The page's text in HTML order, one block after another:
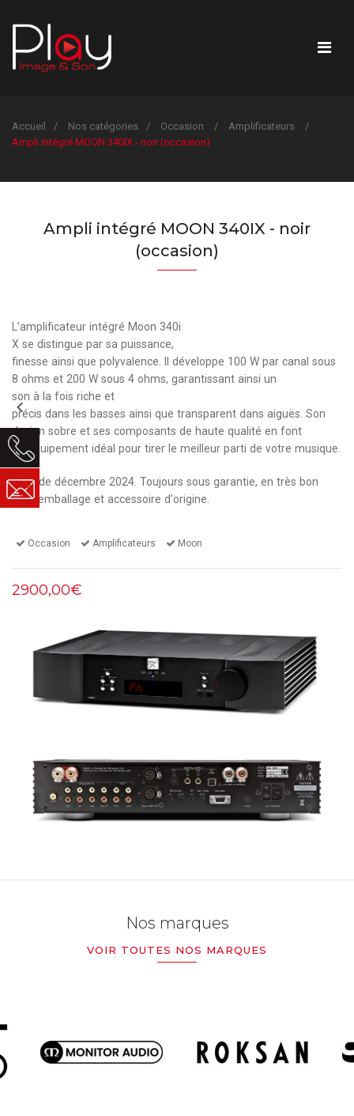
Accueil Nos catégories Occasion
Amplificateurs
Ampli intégré MOON 340IX - noir (occasion)
Ampli intégré MOON 340IX - noir
(occasion)
L’amplificateur intégré Moon 340i
X se distingue par sa puissance,
finesse ainsi que polyvalence. Il développe 100 W par canal sous
8 ohms et 200 W sous 4 ohms, garantissant ainsi un
son à la fois riche et
précis dans les basses ainsi que transparent dans aiguës. Son
design sobre et ses composants de haute qualité en font
un équipement idéal pour tirer le meilleur parti de votre musique.
Date de décembre 2024. Toujours sous garantie, en très bon
état, emballage et accessoire d'origine.
Occasion Amplificateurs Moon
2900,00€
Nos marques
VOIR TOUTES NOS MARQUES